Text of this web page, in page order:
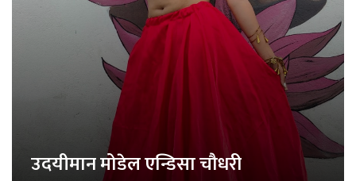
उदयीमान मोडेल एन्डिसा चौधरी